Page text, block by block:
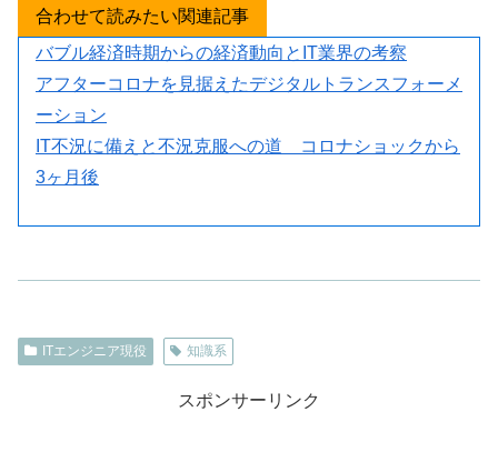
合わせて読みたい関連記事
バブル経済時期からの経済動向とIT業界の考察
アフターコロナを見据えたデジタルトランスフォーメ
ーション
IT不況に備えと不況克服への道 コロナショックから
3ヶ月後
ITエンジニア現役 知識系
スポンサーリンク